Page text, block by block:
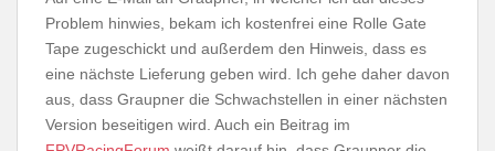
Problem hinwies, bekam ich kostenfrei eine Rolle Gate
Tape zugeschickt und außerdem den Hinweis, dass es
eine nächste Lieferung geben wird. Ich gehe daher davon
aus, dass Graupner die Schwachstellen in einer nächsten
Version beseitigen wird. Auch ein Beitrag im